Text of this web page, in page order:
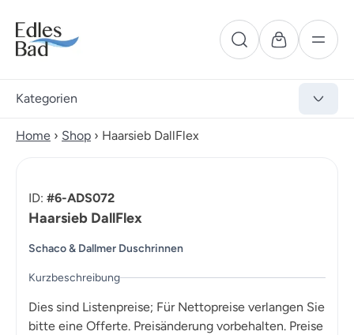
Kategorien
Home › Shop › Haarsieb DallFlex
ID: #6-ADS072
Haarsieb DallFlex
Schaco & Dallmer Duschrinnen
Kurzbeschreibung
Dies sind Listenpreise; Für Nettopreise verlangen Sie
bitte eine Offerte. Preisänderung vorbehalten. Preise